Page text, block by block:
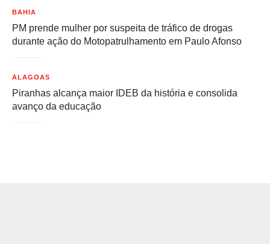
BAHIA
PM prende mulher por suspeita de tráfico de drogas
durante ação do Motopatrulhamento em Paulo Afonso
ALAGOAS
Piranhas alcança maior IDEB da história e consolida
avanço da educação